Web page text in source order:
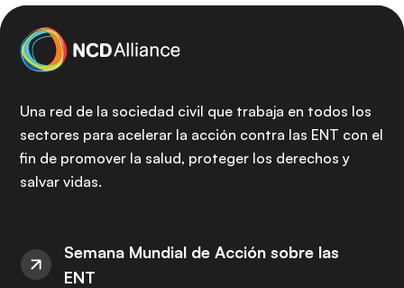
Una red de la sociedad civil que trabaja en todos los
sectores para acelerar la acción contra las ENT con el
fin de promover la salud, proteger los derechos y
salvar vidas.
Semana Mundial de Acción sobre las
ENT